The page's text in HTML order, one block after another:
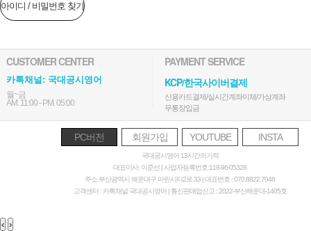
아이디 / 비밀번호 찾기
CUSTOMER CENTER
카톡채널: 국대공시영어
월~금
AM. 11:00 - PM. 05:00
PAYMENT SERVICE
KCP/한국사이버결제
신용카드결제/실시간계좌이체/가상계좌
무통장입금
PC버전 회원가입 YOUTUBE INSTA
국대공시영어 13시간의기적
대표이사: 이준선 | 사업자등록번호:118-96-05328
주소:부산광역시 해운대구 마린시티2로 33 | 대표번호 : 070.8822.7048
고객센터 : 카톡채널 국대공시영어 | 통신판매업신고 : 2022-부산해운대-1405호
‹ ›